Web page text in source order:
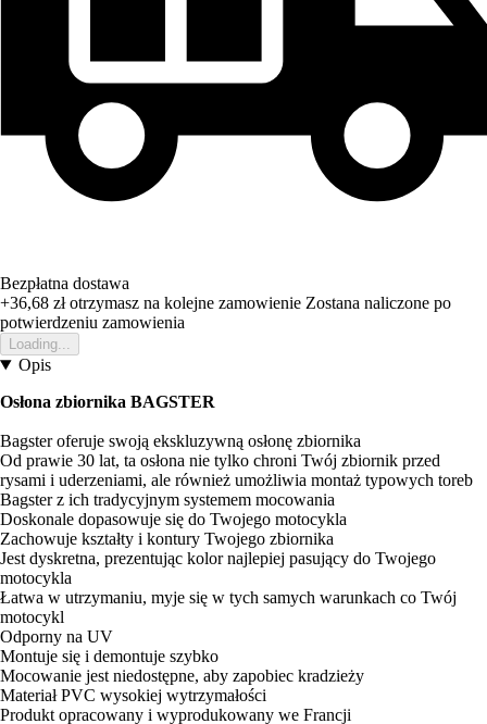
Bezpłatna dostawa
+36,68 złotrzymasz na kolejne zamowienie Zostana naliczone po
potwierdzeniu zamowienia
Loading...
Opis
Osłona zbiornika BAGSTER
Bagster oferuje swoją ekskluzywną osłonę zbiornika
Od prawie 30 lat, ta osłona nie tylko chroni Twój zbiornik przed
rysami i uderzeniami, ale również umożliwia montaż typowych toreb
Bagster z ich tradycyjnym systemem mocowania
Doskonale dopasowuje się do Twojego motocykla
Zachowuje kształty i kontury Twojego zbiornika
Jest dyskretna, prezentując kolor najlepiej pasujący do Twojego
motocykla
Łatwa w utrzymaniu, myje się w tych samych warunkach co Twój
motocykl
Odporny na UV
Montuje się i demontuje szybko
Mocowanie jest niedostępne, aby zapobiec kradzieży
Materiał PVC wysokiej wytrzymałości
Produkt opracowany i wyprodukowany we Francji